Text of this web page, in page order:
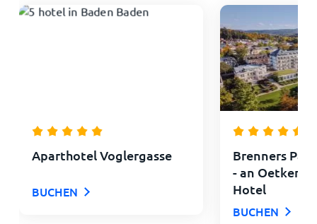
Aparthotel Voglergasse
BUCHEN
Brenners
- an Oetker
Hotel
BUCHEN